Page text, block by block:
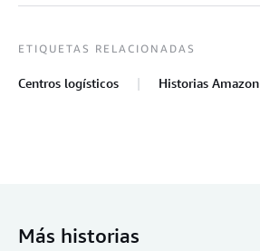
ETIQUETAS RELACIONADAS
Centros logísticos Historias Amazon
Más historias